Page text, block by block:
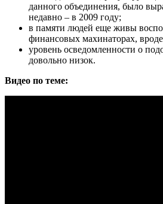
данного объединения, было
недавно – в 2009 году;
в памяти людей еще живы
финансовых махинаторах,
уровень осведомленности о
довольно низок.
Видео по теме: